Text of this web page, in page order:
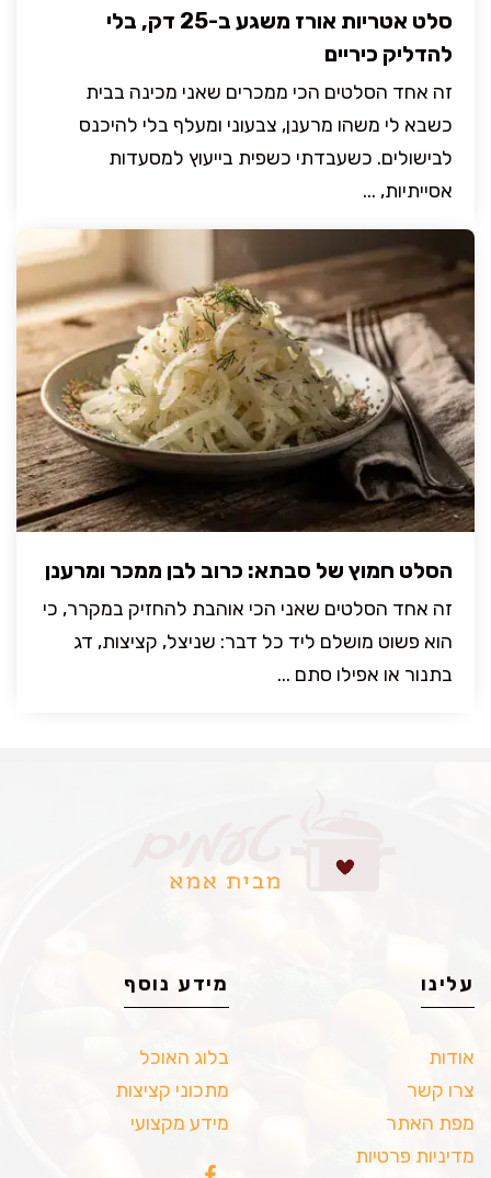
סלט אטריות אורז משגע ב-25 דק, בלי
להדליק כיריים
זה אחד הסלטים הכי ממכרים שאני מכינה בבית
כשבא לי משהו מרענן, צבעוני ומעלף בלי להיכנס
לבישולים. כשעבדתי כשפית בייעוץ למסעדות
אסייתיות, ...
הסלט חמוץ של סבתא: כרוב לבן ממכר ומרענן
זה אחד הסלטים שאני הכי אוהבת להחזיק במקרר, כי
הוא פשוט מושלם ליד כל דבר: שניצל, קציצות, דג
בתנור או אפילו סתם ...
עלינו
אודות
צרו קשר
מפת האתר
מדיניות פרטיות
מידע נוסף
בלוג האוכל
מתכוני קציצות
מידע מקצועי